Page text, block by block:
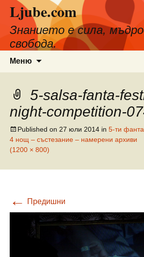
съдържанието
Ljube.com
Знанието е сила,
свобода.
Меню
5-salsa-fanta-
night-competition-
Published on 27 юли 2014 in 5-ти
4 нощ – състезание – намерени архиви
(1200 × 800)
← Предишни